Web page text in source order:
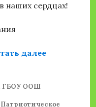
наших сердцах!
далее
ГБОУ ООШ
Патриотическое